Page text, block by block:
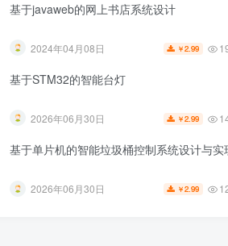
基于javaweb的网上书店系统设计
2024年04月08日 ￥2.99
基于STM32的智能台灯
2026年06月30日 ￥2.99
基于单片机的智能垃圾桶控制系统设计与实
2026年06月30日 ￥2.99